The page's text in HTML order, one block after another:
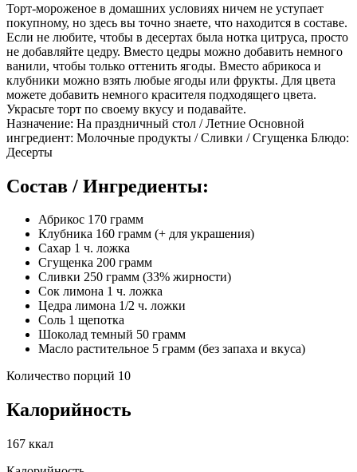
Торт-мороженое в домашних условиях ничем не уступает
покупному, но здесь вы точно знаете, что находится в составе.
Если не любите, чтобы в десертах была нотка цитруса, просто
не добавляйте цедру. Вместо цедры можно добавить немного
ванили, чтобы только оттенить ягоды. Вместо абрикоса и
клубники можно взять любые ягоды или фрукты. Для цвета
можете добавить немного красителя подходящего цвета.
Украсьте торт по своему вкусу и подавайте.
Назначение: На праздничный стол / Летние Основной
ингредиент: Молочные продукты / Сливки / Сгущенка Блюдо:
Десерты
Состав / Ингредиенты:
Абрикос 170 грамм
Клубника 160 грамм (+ для украшения)
Сахар 1 ч. ложка
Сгущенка 200 грамм
Сливки 250 грамм (33% жирности)
Сок лимона 1 ч. ложка
Цедра лимона 1/2 ч. ложки
Соль 1 щепотка
Шоколад темный 50 грамм
Масло растительное 5 грамм (без запаха и вкуса)
Количество порций 10
Калорийность
167 ккал